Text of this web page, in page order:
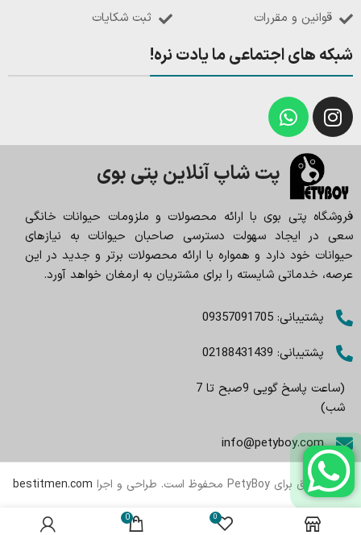
قوانین و مقررات
ثبت شکایات
شبکه های اجتماعی ما یادت نره!
پت شاپ آنلاین پتی بوی
فروشگاه پتی بوی با ارائه محصولات و ملزومات حیوانات خانگی
سعی در ایجاد سهولت دسترسی صاحبان حیوانات به نیازهای
حیوانات خود دارد و همواره با ارائه محصولات برتر و جدید در این
عرصه، خدماتی شایسته را برای مشتریان به ارمغان خواهد آورد.
پشتیبانی: 09357091705
پشتیبانی: 02188431439
(ساعت پاسخ گویی 9صبح تا 7
شب)
info@petyboy.com
تمام حقوق برای PetyBoy محفوظ است. طراحی و اجرا bestitmen.com
0
0